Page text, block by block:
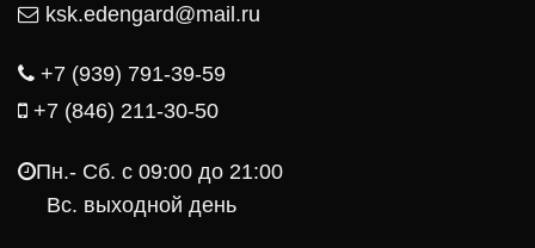
ksk.edengard@mail.ru
+7 (939) 791-39-59
+7 (846) 211-30-50
Пн.- Cб. с 09:00 до 21:00
Вс. выходной день